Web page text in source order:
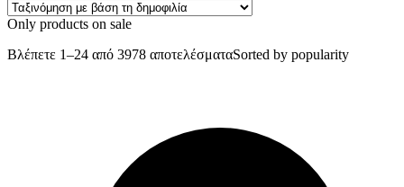
Only products on sale
Βλέπετε 1–24 από 3978 αποτελέσματαSorted by popularity